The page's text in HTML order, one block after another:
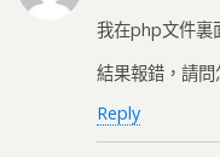
我在php文件裏
結果報錯，請
Reply